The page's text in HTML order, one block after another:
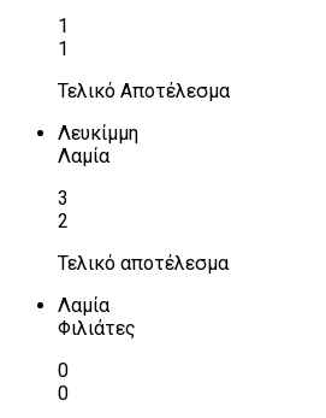
1
1
Τελικό Αποτέλεσμα
Λευκίμμη
Λαμία
3
2
Τελικό αποτέλεσμα
Λαμία
Φιλιάτες
0
0